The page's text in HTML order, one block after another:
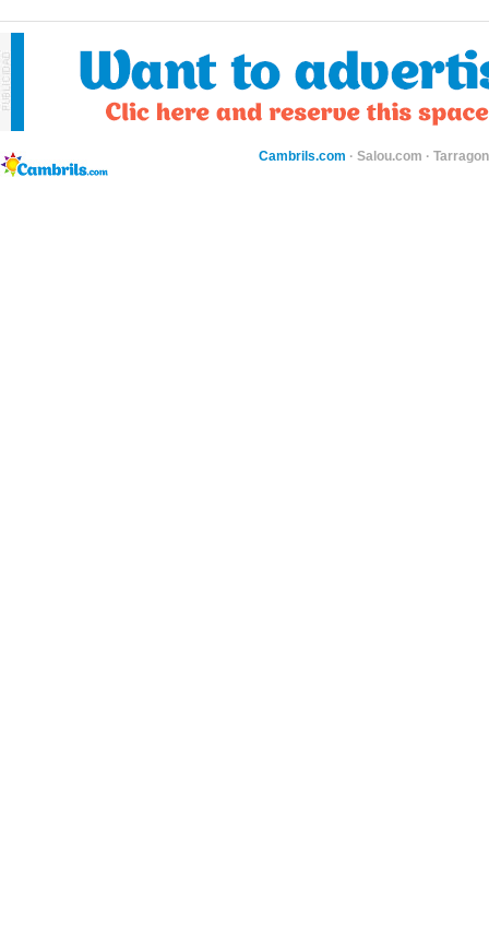
Cambrils.com · Salou.com ·